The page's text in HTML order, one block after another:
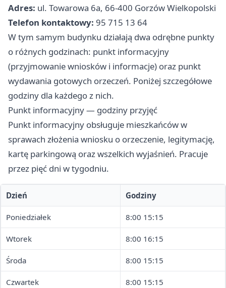
Adres: ul. Towarowa 6a, 66-400 Gorzów Wielkopolski
Telefon kontaktowy: 95 715 13 64
W tym samym budynku działają dwa odrębne punkty
o różnych godzinach: punkt informacyjny
(przyjmowanie wniosków i informacje) oraz punkt
wydawania gotowych orzeczeń. Poniżej szczegółowe
godziny dla każdego z nich.
Punkt informacyjny — godziny przyjęć
Punkt informacyjny obsługuje mieszkańców w
sprawach złożenia wniosku o orzeczenie, legitymację,
kartę parkingową oraz wszelkich wyjaśnień. Pracuje
przez pięć dni w tygodniu.
Dzień Godziny
Poniedziałek 8:00 15:15
Wtorek 8:00 16:15
Środa 8:00 15:15
Czwartek 8:00 15:15